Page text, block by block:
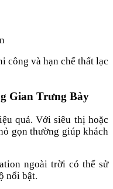
công và hạn chế thất lạc
Gian Trưng Bày
quả. Với siêu thị hoặc
gọn thường giúp khách
ngoài trời có thể sử
nổi bật.